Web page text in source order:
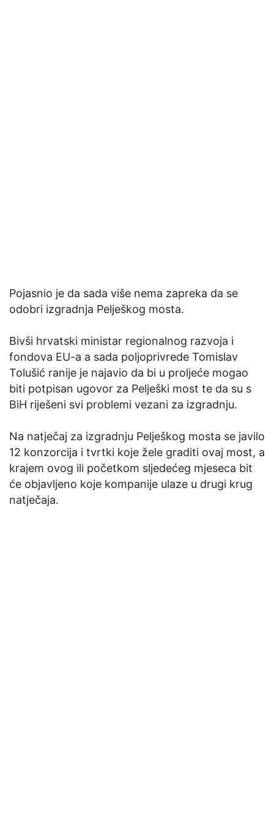
Pojasnio je da sada više nema zapreka da se
odobri izgradnja Pelješkog mosta.
Bivši hrvatski ministar regionalnog razvoja i
fondova EU-a a sada poljoprivrede Tomislav
Tolušić ranije je najavio da bi u proljeće mogao
biti potpisan ugovor za Pelješki most te da su s
BiH riješeni svi problemi vezani za izgradnju.
Na natječaj za izgradnju Pelješkog mosta se javilo
12 konzorcija i tvrtki koje žele graditi ovaj most, a
krajem ovog ili početkom sljedećeg mjeseca bit
će objavljeno koje kompanije ulaze u drugi krug
natječaja.